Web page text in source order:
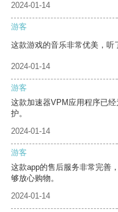
2024-01-14
游客
这款游戏的音乐非常优美，听
2024-01-14
游客
这款加速器VPM应用程序已
护。
2024-01-14
游客
这款app的售后服务非常完善
够放心购物。
2024-01-14